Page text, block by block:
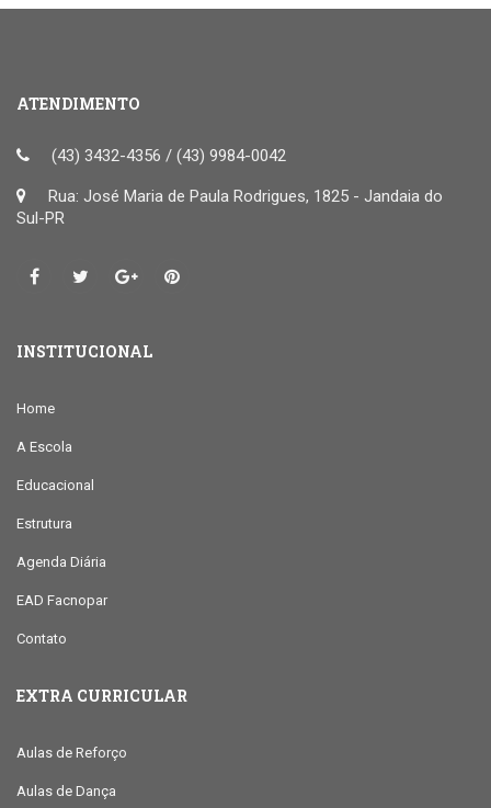
ATENDIMENTO
(43) 3432-4356 / (43) 9984-0042
Rua: José Maria de Paula Rodrigues, 1825 - Jandaia do
Sul-PR
INSTITUCIONAL
Home
A Escola
Educacional
Estrutura
Agenda Diária
EAD Facnopar
Contato
EXTRA CURRICULAR
Aulas de Reforço
Aulas de Dança